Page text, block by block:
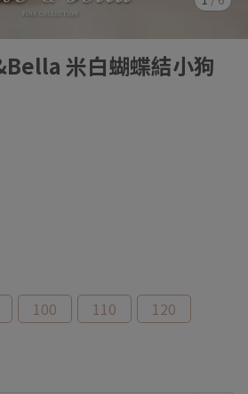
米白蝴蝶結小狗
100 110
120